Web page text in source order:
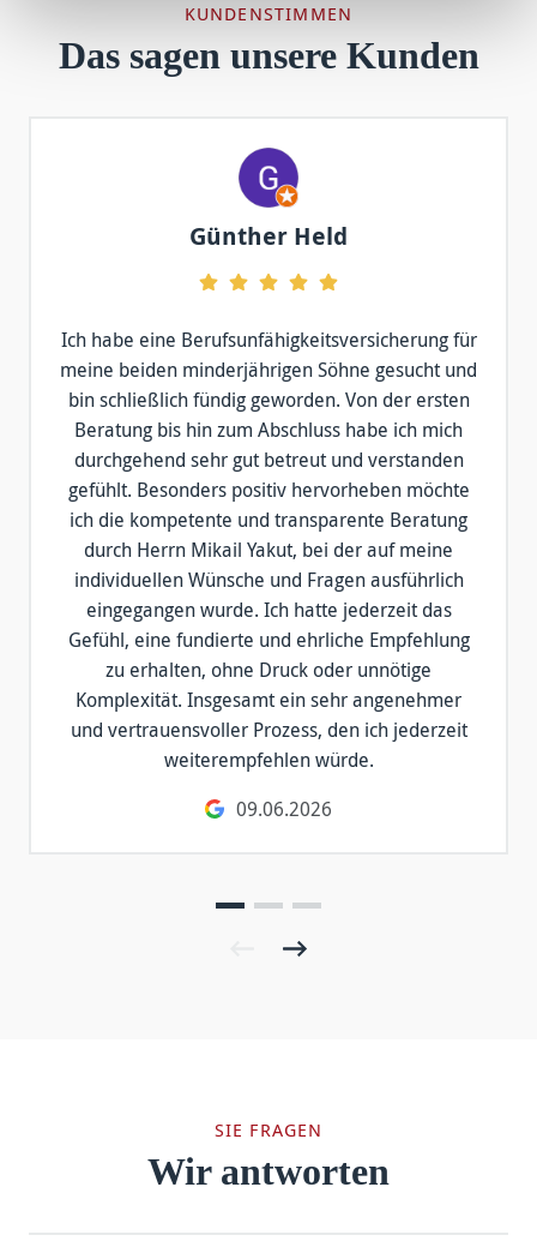
KUNDENSTIMMEN
Das sagen unsere Kunden
Günther Held
Ich habe eine Berufsunfähigkeitsversicherung für
meine beiden minderjährigen Söhne gesucht und
bin schließlich fündig geworden. Von der ersten
Beratung bis hin zum Abschluss habe ich mich
durchgehend sehr gut betreut und verstanden
gefühlt. Besonders positiv hervorheben möchte
ich die kompetente und transparente Beratung
durch Herrn Mikail Yakut, bei der auf meine
individuellen Wünsche und Fragen ausführlich
eingegangen wurde. Ich hatte jederzeit das
Gefühl, eine fundierte und ehrliche Empfehlung
zu erhalten, ohne Druck oder unnötige
Komplexität. Insgesamt ein sehr angenehmer
und vertrauensvoller Prozess, den ich jederzeit
weiterempfehlen würde.
09.06.2026
SIE FRAGEN
Wir antworten